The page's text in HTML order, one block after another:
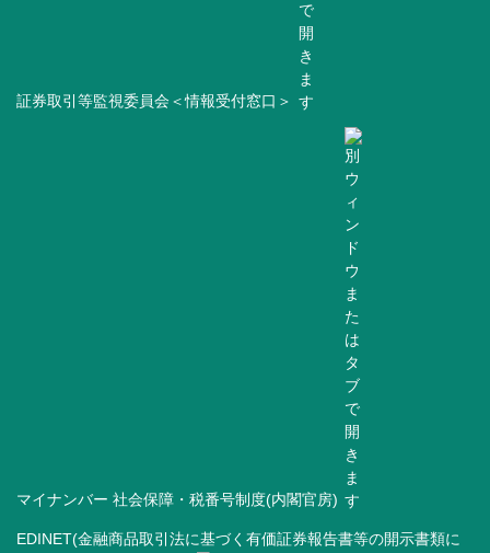
証券取引等監視委員会＜情報受付窓口＞
マイナンバー 社会保障・税番号制度(内閣官房)
EDINET(金融商品取引法に基づく有価証券報告書等の開示書類に